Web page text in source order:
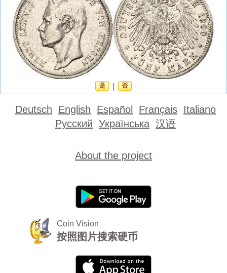
是 否
Deutsch English Español Français Italiano
Русский Українська 汉语
About the project
Coin Vision
按照图片搜索硬币